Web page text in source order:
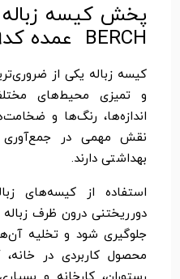
پخش کیسه
BERCH عمده کدG3089
کیسه زباله یکی از
و تمیزی محیط‌های
اندازه‌ها، رنگ‌ها و
نقش مهمی در جمع‌آوری
بهداشتی دارند.
استفاده از کیسه‌های
دورریختنی درون ظرف
جلوگیری شود و تخلیه
محصول کاربردی در خانه،